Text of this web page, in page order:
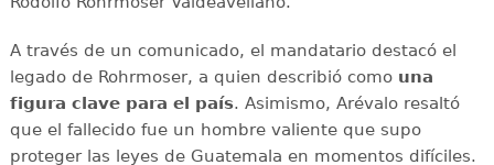
A través de un comunicado, el mandatario destacó el
legado de Rohrmoser, a quien describió comouna
figura clave para el país. Asimismo, Arévalo resaltó
que el fallecido fue un hombre valiente que supo
proteger las leyes de Guatemala en momentos difíciles.